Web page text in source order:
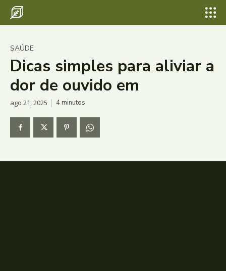
SAÚDE
Dicas simples para aliviar a
dor de ouvido em
ago 21, 2025 4minutos